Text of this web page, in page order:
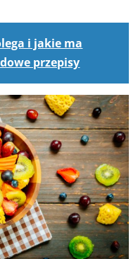
i jakie ma
przepisy